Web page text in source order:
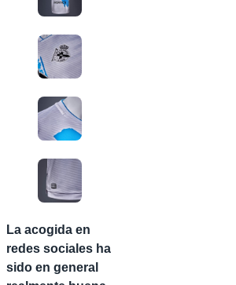
La acogida en
redes sociales ha
sido en general